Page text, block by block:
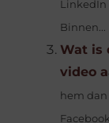
LinkedIn
Binnen...
Wat is
video
hem dan